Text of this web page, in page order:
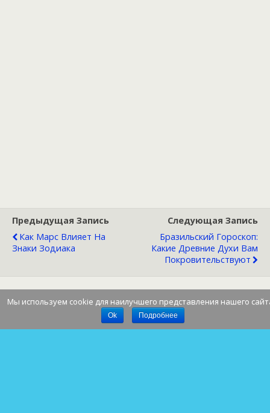
Предыдущая Запись
Как Марс Влияет На
Знаки Зодиака
Следующая Запись
Бразильский Гороскоп:
Какие Древние Духи Вам
Покровительствуют
Мы используем cookie для наилучшего представления нашего
Ok Подробнее
Наверх